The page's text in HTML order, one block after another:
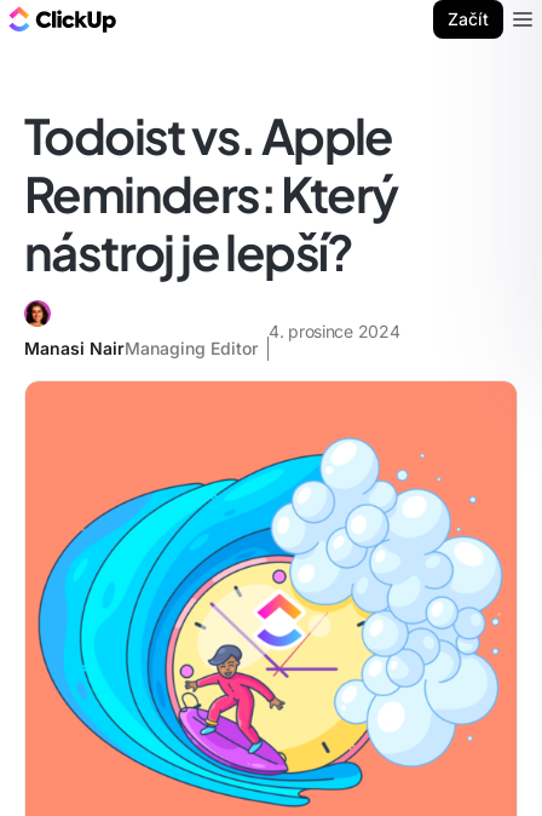
Začít
Todoist vs. Apple
Reminders: Který
nástroj je lepší?
Manasi NairManaging Editor
4. prosince 2024